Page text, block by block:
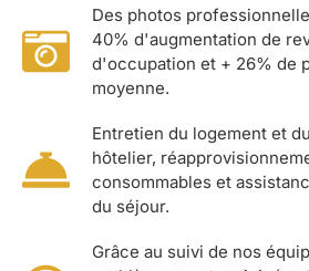
Des photos
40% d'augmentation de
d'occupation et + 26% de
moyenne.
Entretien du logement et
hôtelier,
consommables et
du séjour.
Grâce au suivi de nos